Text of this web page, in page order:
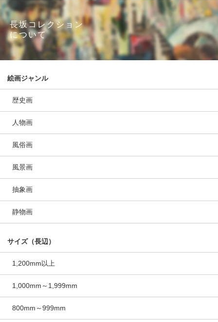
長坂コレクション
について
絵画ジャンル
歴史画
人物画
風俗画
風景画
抽象画
静物画
サイズ（長辺）
1,200mm以上
1,000mm～1,999mm
800mm～999mm